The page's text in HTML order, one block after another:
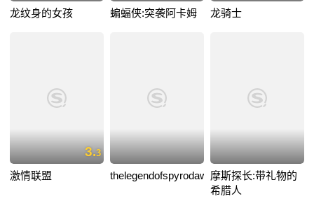
龙纹身的女孩 蝙蝠侠:突袭阿卡姆 龙骑士
3.3
激情联盟 thelegendofspyrodawnofthedragon
摩斯探长:带礼物的
希腊人